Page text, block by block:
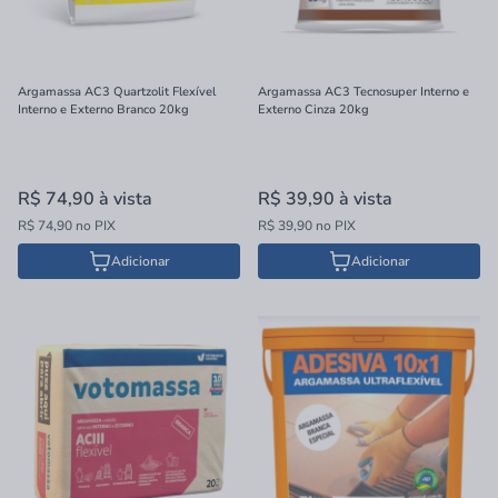
Argamassa AC3 Quartzolit Flexível
Interno e Externo Branco 20kg
R$ 74,90 à vista
R$ 74,90 no PIX
Adicionar
Argamassa AC3 Tecnosuper Interno e
Externo Cinza 20kg
R$ 39,90 à vista
R$ 39,90 no PIX
Adicionar